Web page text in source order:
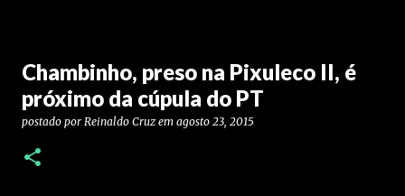
Chambinho, preso na Pixuleco II, é
próximo da cúpula do PT
postado por Reinaldo Cruz em agosto 23, 2015